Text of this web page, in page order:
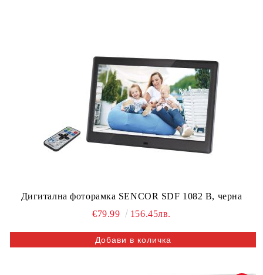
Дигитална фоторамка SENCOR SDF 1082 B, черна
€79.99
156.45лв.